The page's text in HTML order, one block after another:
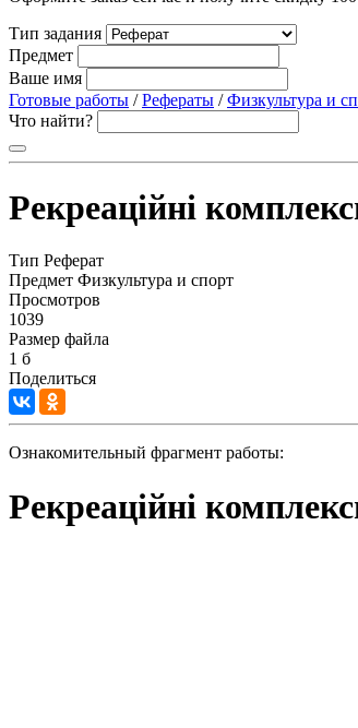
Тип задания
Предмет
Ваше имя
Готовые работы /Рефераты /Физкультура и
Что найти?
Рекреаційні
Тип Реферат
Предмет Физкультура и спорт
Просмотров
1039
Размер файла
1 б
Поделиться
Ознакомительный фрагмент работы:
Рекреаційні